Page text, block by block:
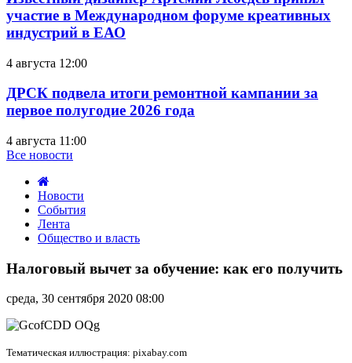
участие в Международном форуме креативных
индустрий в ЕАО
4 августа 12:00
ДРСК подвела итоги ремонтной кампании за
первое полугодие 2026 года
4 августа 11:00
Все новости
Новости
События
Лента
Общество и власть
вычет
обучение:
как
его
Налоговый вычет за обучение: как его получить
среда, 30 сентября 2020 08:00
Тематическая иллюстрация: pixabay.com